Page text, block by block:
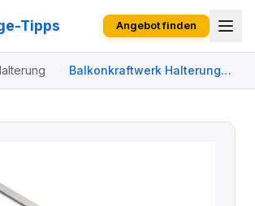
Tipps Angebot finden
Balkonkraftwerk Halterung
Balkon Multiflex für 1 x PV
Haken 50 mm